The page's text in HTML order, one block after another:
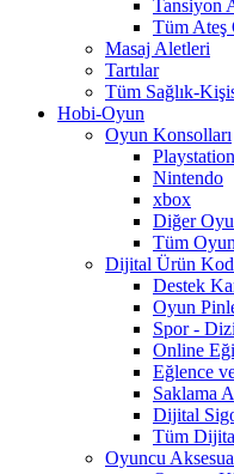
Tansiyon
Tüm Ateş
Masaj Aletleri
Tartılar
Tüm Sağlık-
Hobi-Oyun
Oyun Konsolları
Nintendo
xbox
Diğer
Tüm
Dijital Ürün
Destek
Oyun
Spor -
Online
Eğlence
Saklama
Dijital
Tüm
Oyuncu